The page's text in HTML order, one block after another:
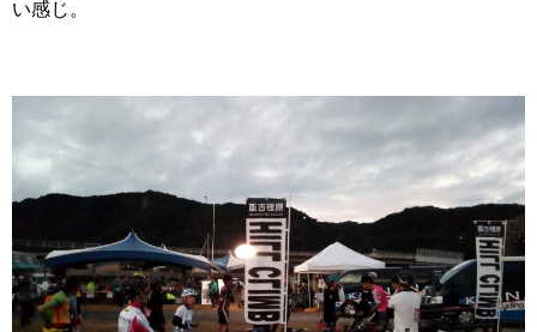
い感じ。